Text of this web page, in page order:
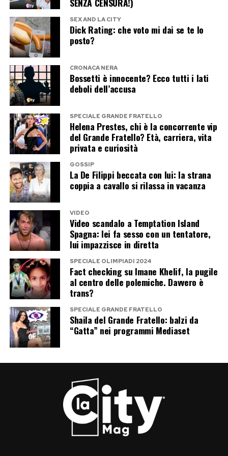
permanente fatta di provocazioni,
controprovocazioni e indignazione reciproca.
Post Views:
SEX AND LA CITY
Dick Rating: che voto mi dai se te lo
posto?
CRONACA NERA
Bossetti è innocente? Ecco tutti i lati
deboli dell’accusa
SPECIALE GRANDE FRATELLO
Helena Prestes, chi è la concorrente vip
del Grande Fratello? Età, carriera, vita
privata e curiosità
GOSSIP
La De Filippi beccata con lui: la strana
coppia a cavallo si rilassa in vacanza
VIDEO
Video scandalo a Temptation Island
Spagna: lei fa sesso con un tentatore,
lui impazzisce in diretta
SPECIALE OLIMPIADI 2024
Fact checking su Imane Khelif, la pugile
al centro delle polemiche. Davvero è
trans?
SPECIALE GRANDE FRATELLO
Shaila del Grande Fratello: balzi da
“Gatta” nei programmi Mediaset